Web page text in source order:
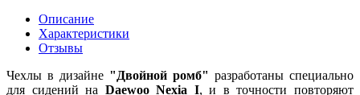
Описание
Характеристики
Отзывы
Чехлы в дизайне "Двойной ромб" разработаны специально
для сидений на Daewoo Nexia I, и в точности повторяют